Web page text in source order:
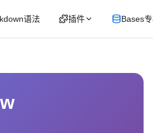
语法 插件 Bases